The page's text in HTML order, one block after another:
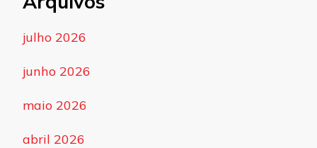
julho 2026
junho 2026
maio 2026
abril 2026